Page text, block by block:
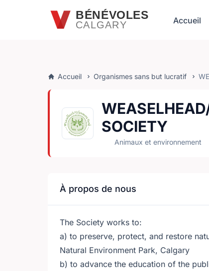
Passer au contenu principalBÉNÉVOLES
CALGARY Accueil
Accueil Organismes sans but lucratif
SOCIETY
Animaux et environnement
À propos de nous
The Society works to:
a) to preserve, protect, and restore
Natural Environment Park, Calgary
b) to advance the education of the